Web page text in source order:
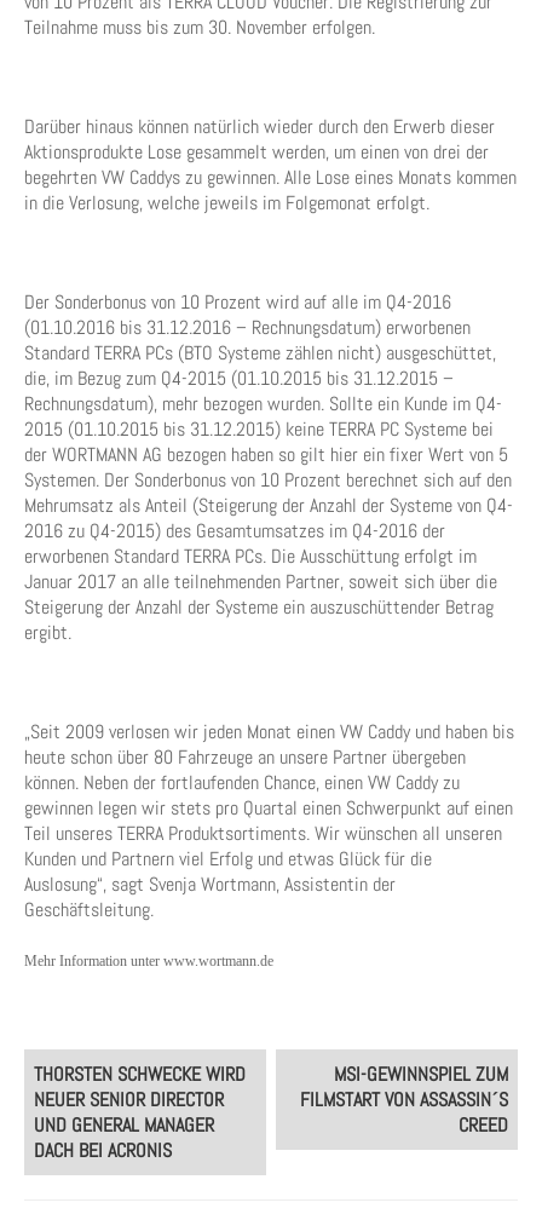
Teilnahme muss bis zum 30. November erfolgen.
Darüber hinaus können natürlich wieder durch den Erwerb dieser
Aktionsprodukte Lose gesammelt werden, um einen von drei der
begehrten VW Caddys zu gewinnen. Alle Lose eines Monats kommen
in die Verlosung, welche jeweils im Folgemonat erfolgt.
Der Sonderbonus von 10 Prozent wird auf alle im Q4-2016
(01.10.2016 bis 31.12.2016 – Rechnungsdatum) erworbenen
Standard TERRA PCs (BTO Systeme zählen nicht) ausgeschüttet,
die, im Bezug zum Q4-2015 (01.10.2015 bis 31.12.2015 –
Rechnungsdatum), mehr bezogen wurden. Sollte ein Kunde im Q4-
2015 (01.10.2015 bis 31.12.2015) keine TERRA PC Systeme bei
der WORTMANN AG bezogen haben so gilt hier ein fixer Wert von 5
Systemen. Der Sonderbonus von 10 Prozent berechnet sich auf den
Mehrumsatz als Anteil (Steigerung der Anzahl der Systeme von Q4-
2016 zu Q4-2015) des Gesamtumsatzes im Q4-2016 der
erworbenen Standard TERRA PCs. Die Ausschüttung erfolgt im
Januar 2017 an alle teilnehmenden Partner, soweit sich über die
Steigerung der Anzahl der Systeme ein auszuschüttender Betrag
ergibt.
„Seit 2009 verlosen wir jeden Monat einen VW Caddy und haben bis
heute schon über 80 Fahrzeuge an unsere Partner übergeben
können. Neben der fortlaufenden Chance, einen VW Caddy zu
gewinnen legen wir stets pro Quartal einen Schwerpunkt auf einen
Teil unseres TERRA Produktsortiments. Wir wünschen all unseren
Kunden und Partnern viel Erfolg und etwas Glück für die
Auslosung“, sagt Svenja Wortmann, Assistentin der
Geschäftsleitung.
Mehr Information unter www.wortmann.de
Post
navigation
THORSTEN SCHWECKE WIRD
NEUER SENIOR DIRECTOR
UND GENERAL MANAGER
DACH BEI ACRONIS
MSI-GEWINNSPIEL ZUM
FILMSTART VON ASSASSIN´S
CREED